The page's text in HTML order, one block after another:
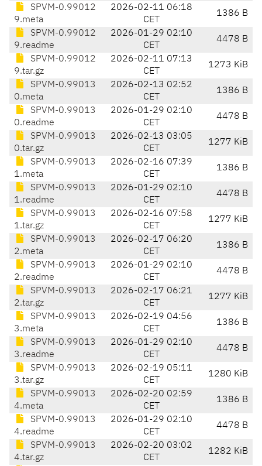
SPVM-0.99012
9.meta
2026-02-11 06:18
CET
1386 B
SPVM-0.99012
9.readme
2026-01-29 02:10
CET
4478 B
SPVM-0.99012
9.tar.gz
2026-02-11 07:13
CET
1273 KiB
SPVM-0.99013
0.meta
2026-02-13 02:52
CET
1386 B
SPVM-0.99013
0.readme
2026-01-29 02:10
CET
4478 B
SPVM-0.99013
0.tar.gz
2026-02-13 03:05
CET
1277 KiB
SPVM-0.99013
1.meta
2026-02-16 07:39
CET
1386 B
SPVM-0.99013
1.readme
2026-01-29 02:10
CET
4478 B
SPVM-0.99013
1.tar.gz
2026-02-16 07:58
CET
1277 KiB
SPVM-0.99013
2.meta
2026-02-17 06:20
CET
1386 B
SPVM-0.99013
2.readme
2026-01-29 02:10
CET
4478 B
SPVM-0.99013
2.tar.gz
2026-02-17 06:21
CET
1277 KiB
SPVM-0.99013
3.meta
2026-02-19 04:56
CET
1386 B
SPVM-0.99013
3.readme
2026-01-29 02:10
CET
4478 B
SPVM-0.99013
3.tar.gz
2026-02-19 05:11
CET
1280 KiB
SPVM-0.99013
4.meta
2026-02-20 02:59
CET
1386 B
SPVM-0.99013
4.readme
2026-01-29 02:10
CET
4478 B
SPVM-0.99013
4.tar.gz
2026-02-20 03:02
CET
1282 KiB